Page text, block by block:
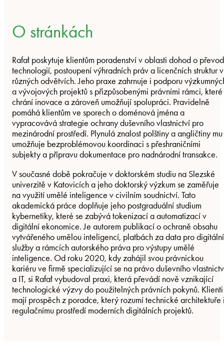
O stránkách
Rafał poskytuje klientům poradenství v oblasti dohod o
technologií, postoupení výhradních práv a licenčních struktur v
různých odvětvích. Jeho praxe zahrnuje i podporu
a vývojových projektů s přizpůsobenými právními rámci, které
chrání inovace a zároveň umožňují spolupráci. Pravidelně
pomáhá klientům ve sporech o doménová jména a
vypracovává strategie ochrany duševního vlastnictví pro
mezinárodní prostředí. Plynulá znalost polštiny a angličtiny mu
umožňuje bezproblémovou koordinaci s přeshraničními
subjekty a přípravu dokumentace pro nadnárodní transakce.
V současné době pokračuje v doktorském studiu na Slezské
univerzitě v Katovicích a jeho doktorský výzkum se zaměřuje
na využití umělé inteligence v civilním soudnictví. Tato
akademická práce doplňuje jeho postgraduální studium
kybernetiky, které se zabývá tokenizací a automatizací v
digitální ekonomice. Je autorem publikací o ochraně obsahu
vytvářeného umělou inteligencí, platbách za data pro digitální
služby a rámcích autorského práva pro výstupy umělé
inteligence. Od roku 2020, kdy zahájil svou právnickou
kariéru ve firmě specializující se na právo duševního
a IT, si Rafał vybudoval praxi, která převádí nově vznikající
technologické výzvy do použitelných právních pokynů. Klienti
mají prospěch z poradce, který rozumí technické architektuře
regulačnímu prostředí moderních digitálních projektů.